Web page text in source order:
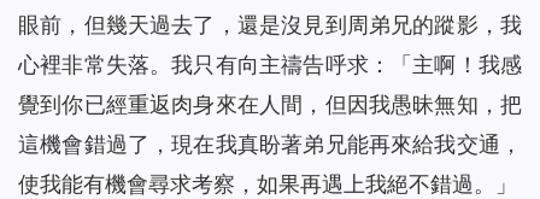
眼前，但幾天過去了，還是沒見到周弟兄的蹤影，我
心裡非常失落。我只有向主禱告呼求：「主啊！我感
覺到你已經重返肉身來在人間，但因我愚昧無知，把
這機會錯過了，現在我真盼著弟兄能再來給我交通，
使我能有機會尋求考察，如果再遇上我絕不錯過。」